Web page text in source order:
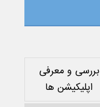
بررسی و معرفی
اپلیکیشن ها